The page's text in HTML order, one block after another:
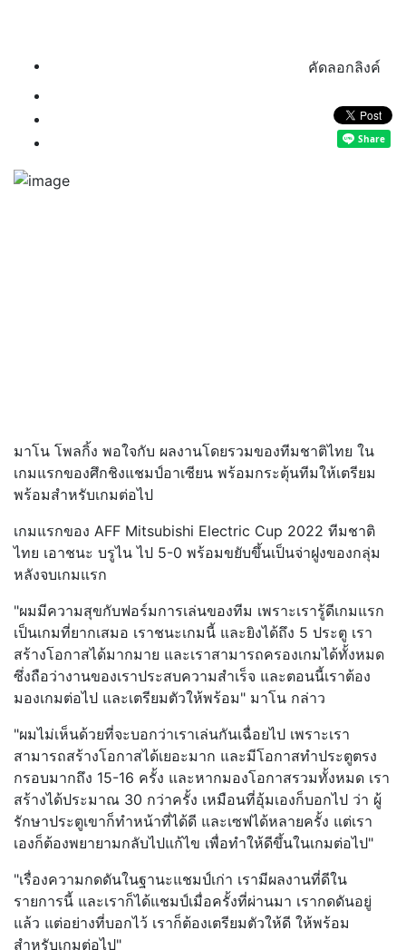
คัดลอกลิงค์
มาโน โพลกิ้ง พอใจกับ ผลงานโดยรวมของทีมชาติไทย ใน
เกมแรกของศึกชิงแชมป์อาเซียน พร้อมกระตุ้นทีมให้เตรียม
พร้อมสำหรับเกมต่อไป
เกมแรกของ AFF Mitsubishi Electric Cup 2022 ทีมชาติ
ไทย เอาชนะ บรูไน ไป 5-0 พร้อมขยับขึ้นเป็นจ่าฝูงของกลุ่ม
หลังจบเกมแรก
"ผมมีความสุขกับฟอร์มการเล่นของทีม เพราะเรารู้ดีเกมแรก
เป็นเกมที่ยากเสมอ เราชนะเกมนี้ และยิงได้ถึง 5 ประตู เรา
สร้างโอกาสได้มากมาย และเราสามารถครองเกมได้ทั้งหมด
ซึ่งถือว่างานของเราประสบความสำเร็จ และตอนนี้เราต้อง
มองเกมต่อไป และเตรียมตัวให้พร้อม" มาโน กล่าว
"ผมไม่เห็นด้วยที่จะบอกว่าเราเล่นกันเฉื่อยไป เพราะเรา
สามารถสร้างโอกาสได้เยอะมาก และมีโอกาสทำประตูตรง
กรอบมากถึง 15-16 ครั้ง และหากมองโอกาสรวมทั้งหมด เรา
สร้างได้ประมาณ 30 กว่าครั้ง เหมือนที่อุ้มเองก็บอกไป ว่า ผู้
รักษาประตูเขาก็ทำหน้าที่ได้ดี และเซฟได้หลายครั้ง แต่เรา
เองก็ต้องพยายามกลับไปแก้ไข เพื่อทำให้ดีขึ้นในเกมต่อไป"
"เรื่องความกดดันในฐานะแชมป์เก่า เรามีผลงานที่ดีใน
รายการนี้ และเราก็ได้แชมป์เมื่อครั้งที่ผ่านมา เรากดดันอยู่
แล้ว แต่อย่างที่บอกไว้ เราก็ต้องเตรียมตัวให้ดี ให้พร้อม
สำหรับเกมต่อไป"